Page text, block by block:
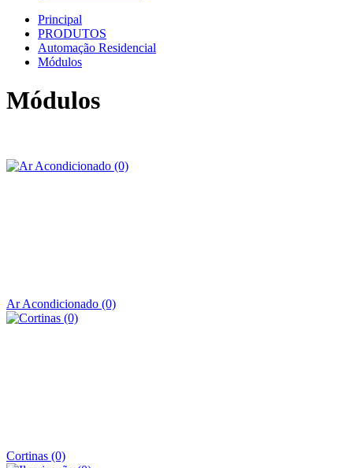
Principal
PRODUTOS
Automação Residencial
Módulos
Módulos
Ar Acondicionado (0)
Cortinas (0)